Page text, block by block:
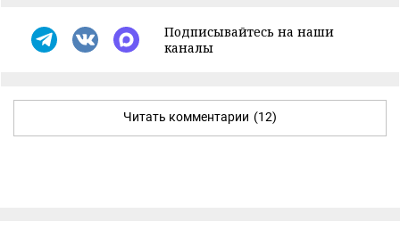
Подписывайтесь на наши
каналы
Читать комментарии (12)